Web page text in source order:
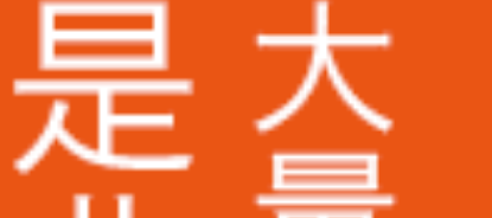
ミズノ株式会社様